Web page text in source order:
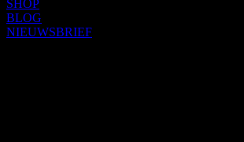
SHOP
BLOG
NIEUWSBRIEF